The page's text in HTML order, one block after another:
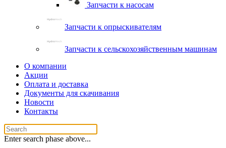
Запчасти к насосам
Запчасти к опрыскивателям
Запчасти к сельскохозяйственным машинам
О компании
Акции
Оплата и доставка
Документы для скачивания
Новости
Контакты
Enter search phase above...